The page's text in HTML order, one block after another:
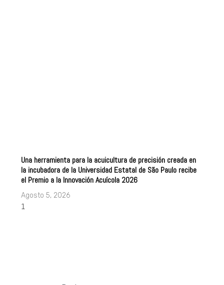
Una herramienta para la acuicultura de precisión creada en
la incubadora de la Universidad Estatal de São Paulo recibe
el Premio a la Innovación Acuícola 2026
Agosto 5, 2026